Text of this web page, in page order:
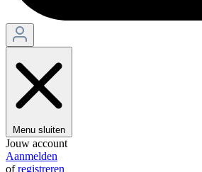
Menu sluiten
Jouw account
Aanmelden
ofregistreren